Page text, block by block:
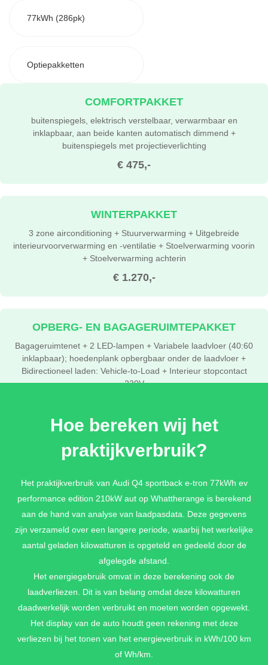
77kWh (286pk)
Optiepakketten
€ 475,-
COMFORTPAKKET
buitenspiegels, elektrisch verstelbaar, verwarmbaar en
inklapbaar, aan beide kanten automatisch dimmend +
buitenspiegels met projectieverlichting
€ 1.270,-
WINTERPAKKET
3 zone airconditioning + Stuurverwarming + Uitgebreide
interieurvoorverwarming en -ventilatie + Stoelverwarming voorin
+ Stoelverwarming achterin
OPBERG- EN BAGAGERUIMTEPAKKET
Bagageruimtenet + 2 LED-lampen + Variabele laadvloer (40:60
inklapbaar); hoedenplank opbergbaar onder de laadvloer +
Bidirectioneel laden: Vehicle-to-Load + Interieur stopcontact
230V
€ 570,-
DYNAMIEKPAKKET
€ 1.390,-
DYNAMIEKPAKKET PLUS
Progressieve besturing + Onderstel met demperregeling
TECH
Achteruitrijcamera (KA2) + Projectielicht in de buitenspiegels
(1J2) + Buitenspiegels elektrisch verstelbaar, verwarmbaar en
Hoe bereken wij het
praktijkverbruik?
Het praktijkverbruik van Audi Q4 sportback e-tron 77kWh ev
performance edition 210kW aut op Whattherange is berekend
aan de hand van analyse van laadpasdata. Deze gegevens
zijn verzameld over een langere periode, waarbij het werkelijke
aantal geladen kilowatturen is opgeteld en gedeeld door de
afgelegde afstand.
Het energiegebruik omvat in deze berekening ook de
laadverliezen. Dit is van belang omdat deze kilowatturen
daadwerkelijk worden verbruikt en moeten worden opgewekt.
Het display van de auto houdt geen rekening met deze
verliezen bij het tonen van het energieverbruik in kWh/100 km
of Wh/km.